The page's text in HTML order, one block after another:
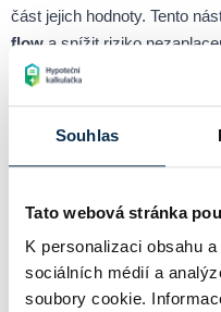
Souhlas
Tato webová stránka
K personalizaci obsahu
sociálních médií a
soubory cookie.
část jejich hodnoty. Tento
flow a snížit riziko
Správa pohledávek je
vztahů, včasné upomínky a
pohledávekpomáhají
Chci si